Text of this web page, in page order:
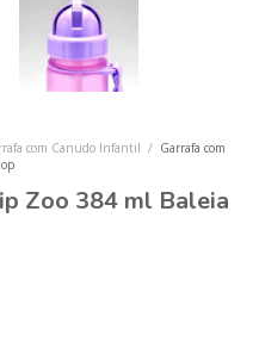
com Canudo Infantil / Garrafa com
Zoo 384 ml Baleia